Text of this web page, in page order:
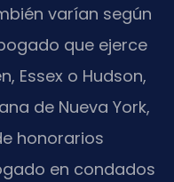
varían según
que ejerce
Essex o Hudson,
de Nueva York,
honorarios
en condados